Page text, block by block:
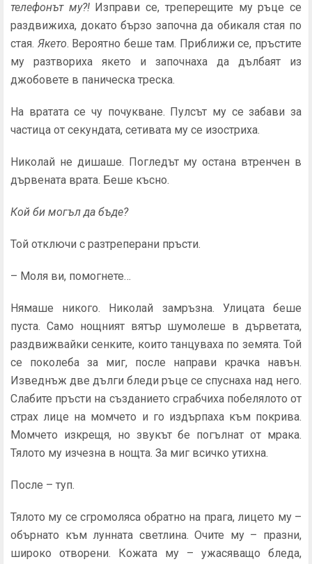
телефонът му?! Изправи се, треперещите му ръце се
раздвижиха, докато бързо започна да обикаля стая по
стая. Якето. Вероятно беше там. Приближи се, пръстите
му разтвориха якето и започнаха да дълбаят из
джобовете в паническа треска.
На вратата се чу почукване. Пулсът му се забави за
части­ца от секундата, сетивата му се изостриха.
Николай не дишаше. Погледът му остана втренчен в
дърве­ната врата. Беше късно.
Кой би могъл да бъде?
Той отключи с разтреперани пръсти.
– Моля ви, помогнете…
Нямаше никого. Николай замръзна. Улицата беше
пуста. Само нощният вятър шумолеше в дърветата,
раздвижвайки сенките, които танцуваха по земята. Той
се поколеба за миг, после направи крачка навън.
Изведнъж две дълги бледи ръце се спуснаха над него.
Слабите пръсти на създанието сграбчи­ха побелялото от
страх лице на момчето и го издърпаха към покрива.
Момчето изкрещя, но звукът бе погълнат от мрака.
Тялото му изчезна в нощта. За миг всичко утихна.
После – туп.
Тялото му се сгромоляса обратно на прага, лицето му –
обърнато към лунната светлина. Очите му – празни,
широ­ко отворени. Кожата му – ужасяващо бледа,